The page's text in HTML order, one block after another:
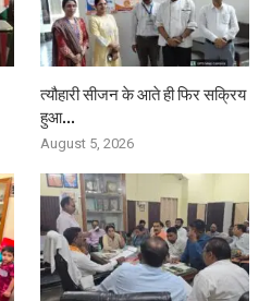
त्यौहारी सीजन के आते ही फिर सक्रिय
हुआ...
August 5, 2026